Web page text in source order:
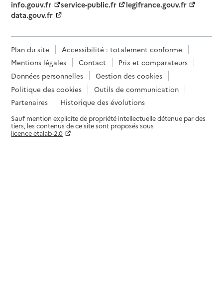
info.gouv.fr service-public.fr
legifrance.gouv.fr
data.gouv.fr
Plan du site
Accessibilité : totalement conforme
Mentions légales
Contact
Prix et comparateurs
Données personnelles
Gestion des cookies
Politique des cookies
Outils de communication
Partenaires
Historique des évolutions
Sauf mention explicite de propriété intellectuelle détenue par des
tiers, les contenus de ce site sont proposés sous
licence etalab-2.0